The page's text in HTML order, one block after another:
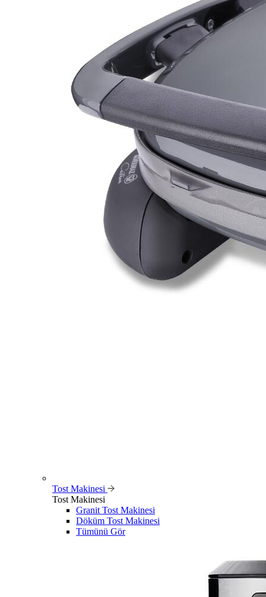
Tost Makinesi
Tost Makinesi
Granit Tost Makinesi
Döküm Tost Makinesi
Tümünü Gör